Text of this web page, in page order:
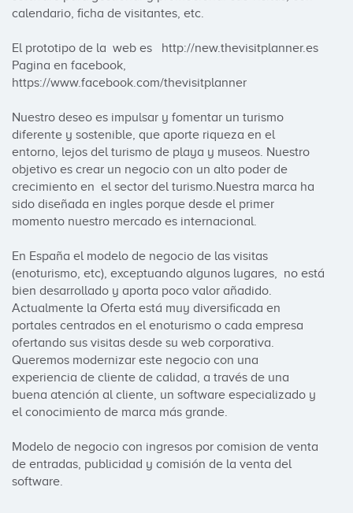
calendario, ficha de visitantes, etc.
El prototipo de la  web es   http://new.thevisitplanner.es
Pagina en facebook,
https://www.facebook.com/thevisitplanner
Nuestro deseo es impulsar y fomentar un turismo
diferente y sostenible, que aporte riqueza en el
entorno, lejos del turismo de playa y museos. Nuestro
objetivo es crear un negocio con un alto poder de
crecimiento en  el sector del turismo.Nuestra marca ha
sido diseñada en ingles porque desde el primer
momento nuestro mercado es internacional.
En España el modelo de negocio de las visitas
(enoturismo, etc), exceptuando algunos lugares,  no está
bien desarrollado y aporta poco valor añadido.
Actualmente la Oferta está muy diversificada en
portales centrados en el enoturismo o cada empresa
ofertando sus visitas desde su web corporativa.
Queremos modernizar este negocio con una
experiencia de cliente de calidad, a través de una
buena atención al cliente, un software especializado y
el conocimiento de marca más grande.
Modelo de negocio con ingresos por comision de venta
de entradas, publicidad y comisión de la venta del
software.